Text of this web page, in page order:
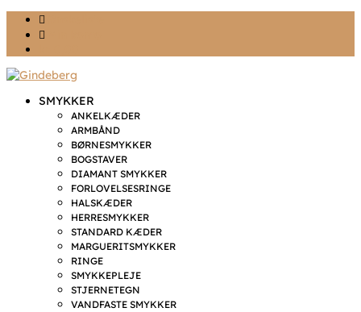
SMYKKER
ANKELKÆDER
ARMBÅND
BØRNESMYKKER
BOGSTAVER
DIAMANT SMYKKER
FORLOVELSESRINGE
HALSKÆDER
HERRESMYKKER
STANDARD KÆDER
MARGUERITSMYKKER
RINGE
SMYKKEPLEJE
STJERNETEGN
VANDFASTE SMYKKER